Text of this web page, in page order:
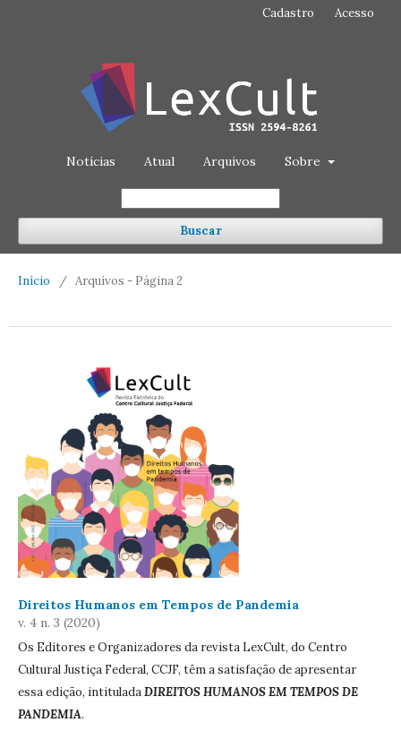
Notícias Atual Arquivos Sobre
Buscar
Cadastro Acesso
Início / Arquivos - Página 2
Direitos Humanos em Tempos de Pandemia
v. 4 n. 3 (2020)
Os Editores e Organizadores da revista LexCult, do Centro
Cultural Justiça Federal, CCJF, têm a satisfação de apresentar
essa edição, intituladaDIREITOS HUMANOS EM TEMPOS DE
PANDEMIA.